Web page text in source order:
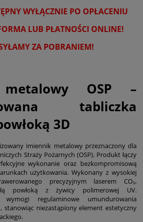
WYŁĄCZNIE PO OPŁACENIU
LUB PŁATNOŚCI ONLINE!
ZA POBRANIEM!
OSP –
tabliczka
3D
imiennik metalowy przeznaczony dla
Straży Pożarnych (OSP). Produkt łączy
wykonanie oraz bezkompromisową
użytkowania. Wykonany z wysokiej
precyzyjnym laserem CO₂,
powłoką z żywicy polimerowej UV.
wymogi regulaminowe umundurowania
stanowiąc niezastąpiony element estetyczny